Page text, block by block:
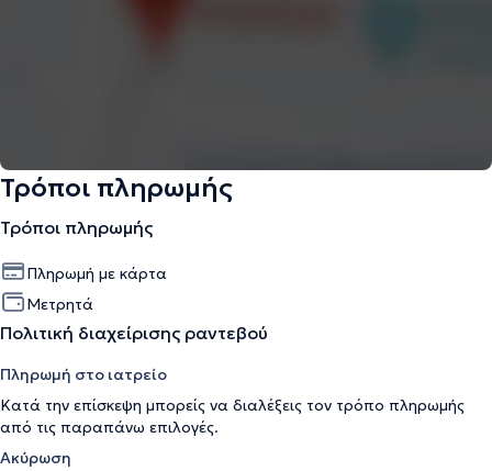
Τρόποι πληρωμής
Τρόποι πληρωμής
Πληρωμή με κάρτα
Μετρητά
Πολιτική διαχείρισης ραντεβού
Πληρωμή στο ιατρείο
Κατά την επίσκεψη μπορείς να διαλέξεις τον τρόπο πληρωμής
από τις παραπάνω επιλογές.
Ακύρωση